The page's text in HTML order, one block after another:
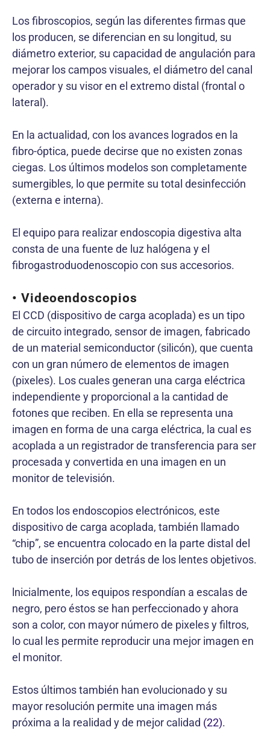
Los fibroscopios, según las diferentes firmas que
los producen, se diferencian en su longitud, su
diámetro exterior, su capacidad de angulación para
mejorar los campos visuales, el diámetro del canal
operador y su visor en el extremo distal (frontal o
lateral).
En la actualidad, con los avances logrados en la
fibro-óptica, puede decirse que no existen zonas
ciegas. Los últimos modelos son completamente
sumergibles, lo que permite su total desinfección
(externa e interna).
El equipo para realizar endoscopia digestiva alta
consta de una fuente de luz halógena y el
fibrogastroduodenoscopio con sus accesorios.
• Videoendoscopios
El CCD (dispositivo de carga acoplada) es un tipo
de circuito integrado, sensor de imagen, fabricado
de un material semiconductor (silicón), que cuenta
con un gran número de elementos de imagen
(pixeles). Los cuales generan una carga eléctrica
independiente y proporcional a la cantidad de
fotones que reciben. En ella se representa una
imagen en forma de una carga eléctrica, la cual es
acoplada a un registrador de transferencia para ser
procesada y convertida en una imagen en un
monitor de televisión.
En todos los endoscopios electrónicos, este
dispositivo de carga acoplada, también llamado
“chip”, se encuentra colocado en la parte distal del
tubo de inserción por detrás de los lentes objetivos.
lnicialmente, los equipos respondían a escalas de
negro, pero éstos se han perfeccionado y ahora
son a color, con mayor número de pixeles y filtros,
lo cual les permite reproducir una mejor imagen en
el monitor.
Estos últimos también han evolucionado y su
mayor resolución permite una imagen más
próxima a la realidad y de mejor calidad (22).